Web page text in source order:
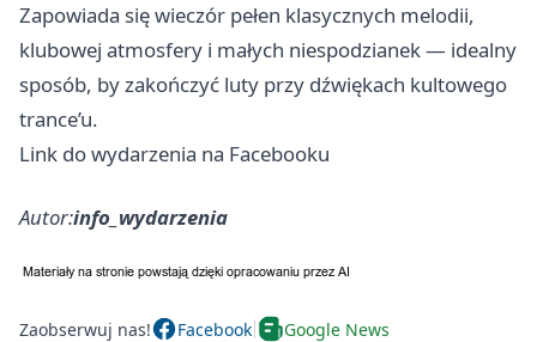
Zapowiada się wieczór pełen klasycznych melodii,
klubowej atmosfery i małych niespodzianek — idealny
sposób, by zakończyć luty przy dźwiękach kultowego
trance’u.
Link do wydarzenia na Facebooku
Autor:info_wydarzenia
Zaobserwuj nas! Facebook Google News